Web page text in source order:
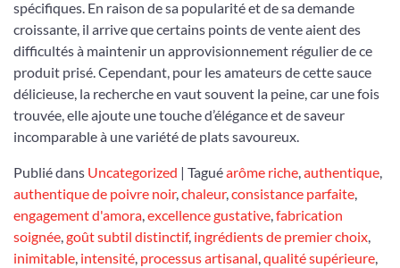
spécifiques. En raison de sa popularité et de sa demande
croissante, il arrive que certains points de vente aient des
difficultés à maintenir un approvisionnement régulier de ce
produit prisé. Cependant, pour les amateurs de cette sauce
délicieuse, la recherche en vaut souvent la peine, car une fois
trouvée, elle ajoute une touche d’élégance et de saveur
incomparable à une variété de plats savoureux.
Publié dans Uncategorized | Taguéarôme riche,authentique,
authentique de poivre noir,chaleur,consistance parfaite,
engagement d'amora,excellence gustative,fabrication
soignée,goût subtil distinctif, ingrédients de premier choix,
inimitable, intensité, processus artisanal,qualité supérieure,